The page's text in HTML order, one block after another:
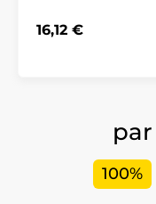
16,12 €
100%